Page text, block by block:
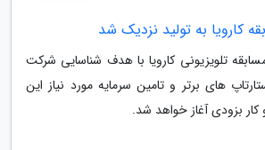
کارویا به تولید نزدیک شد
تلویزیونی کارویا با هدف شناسایی شرکت
های برتر و تامین سرمایه مورد نیاز این
بزودی آغاز خواهد شد.